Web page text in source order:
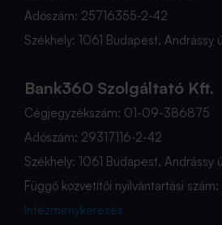
Adószám: 25716355-2-42
Székhely: 1061 Budapest, Andrássy
Bank360 Szolgáltató Kft.
Cégjegyzékszám: 01-09-386875
Adószám: 29317116-2-42
Székhely: 1061 Budapest, Andrássy
Függő közvetítői nyilvántartási
Intézménykeresés